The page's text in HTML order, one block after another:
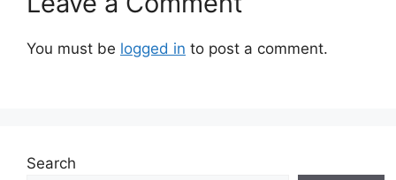
You must be logged in to post a comment.
Search